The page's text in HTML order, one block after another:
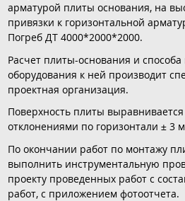
арматурой плиты основания, на
привязки к горизонтальной
Погреб ДТ 4000*2000*2000.
Расчет плиты-основания и
оборудования к ней производит
проектная организация.
Поверхность плиты
отклонениями по горизонтали ± 3
По окончании работ по монтажу
выполнить инструментальную
проекту проведенных работ с
работ, с приложением фотоотчета.